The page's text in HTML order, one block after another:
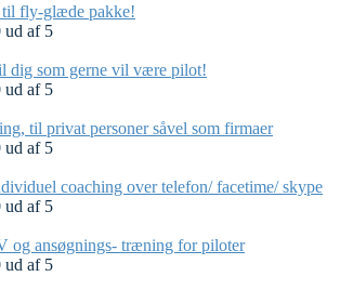
til fly-glæde pakke!
ud af 5
dig som gerne vil være pilot!
ud af 5
til privat personer såvel som firmaer
ud af 5
coaching over telefon/ facetime/ skype
ud af 5
og ansøgnings- træning for piloter
ud af 5